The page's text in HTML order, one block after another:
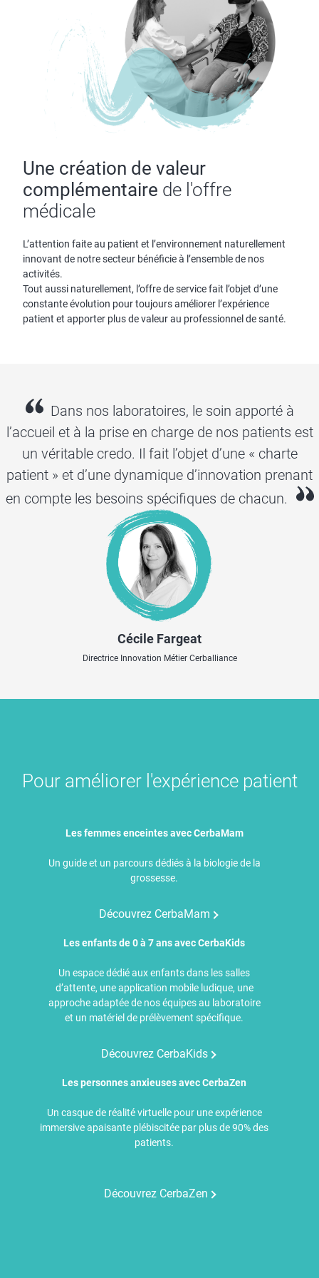
Une création de valeur
complémentaire de l'offre
médicale
L’attention faite au patient et l’environnement naturellement
innovant de notre secteur bénéficie à l’ensemble de nos
activités.
Tout aussi naturellement, l’offre de service fait l’objet d’une
constante évolution pour toujours améliorer l’expérience
patient et apporter plus de valeur au professionnel de santé.
Dans nos laboratoires, le soin apporté à
l’accueil et à la prise en charge de nos patients est
un véritable credo. Il fait l’objet d’une « charte
patient » et d’une dynamique d’innovation prenant
en compte les besoins spécifiques de chacun.
Cécile Fargeat
Directrice Innovation Métier Cerballiance
Pour améliorer l'expérience patient
Les femmes enceintes avec CerbaMam
Un guide et un parcours dédiés à la biologie de la
grossesse.
Découvrez CerbaMam
Les enfants de 0 à 7 ans avec CerbaKids
Un espace dédié aux enfants dans les salles
d’attente, une application mobile ludique, une
approche adaptée de nos équipes au laboratoire
et un matériel de prélèvement spécifique.
Découvrez CerbaKids
Les personnes anxieuses avec CerbaZen
Un casque de réalité virtuelle pour une expérience
immersive apaisante plébiscitée par plus de 90% des
patients.
Découvrez CerbaZen